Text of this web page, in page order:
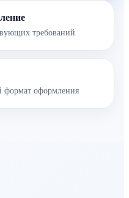
требований
формат оформления